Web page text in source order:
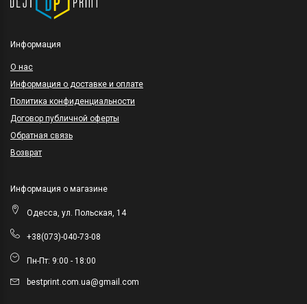
Информация
O нас
Информация о доставке и оплате
Политика конфиденциальности
Договор публичной оферты
Обратная связь
Возврат
Информация о магазине
Одесса, ул. Польская, 14
+38(073)-040-73-08
Пн-Пт: 9:00 - 18:00
bestprint.com.ua@gmail.com